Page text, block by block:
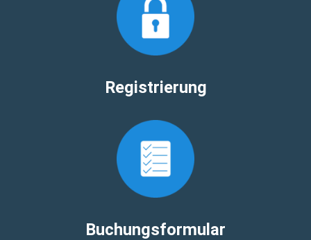
Registrierung
Buchungsformular